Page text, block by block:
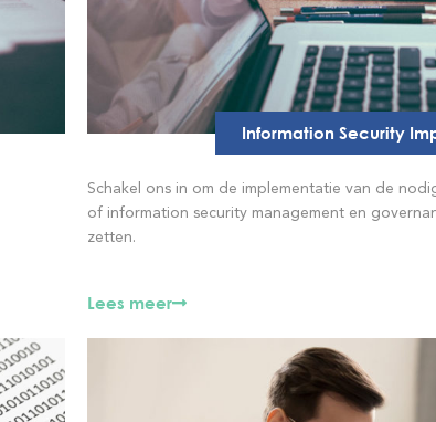
Information Security
Schakel ons in om de implementatie van de
of information security management en
zetten.
Lees meer